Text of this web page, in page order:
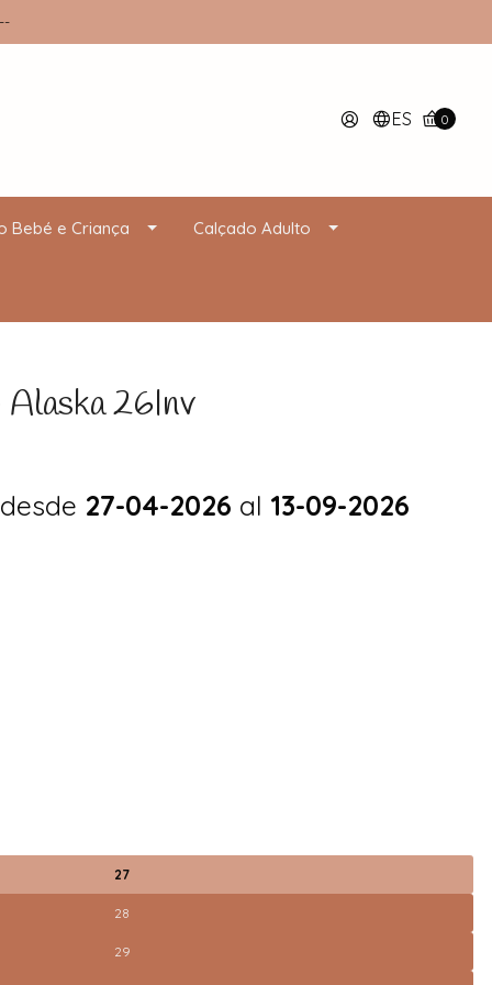
ES 0
Bebé e Criança Calçado Adulto
26Inv
27-04-2026 al 13-09-2026
27
28
29